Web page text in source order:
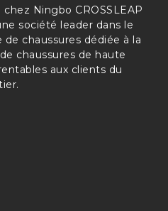
chez Ningbo CROSSLEAP
société leader dans le
chaussures dédiée à la
chaussures de haute
aux clients du